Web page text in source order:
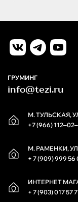
М. ТУЛЬСКАЯ,
+7 (966)
М. РАМЕНКИ,
+ 7 (909) 999 56
ИНТЕРНЕТ
+ 7 (903) 017 57
ГРУМИНГ
info@tezi.ru